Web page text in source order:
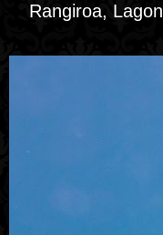
Rangiroa,